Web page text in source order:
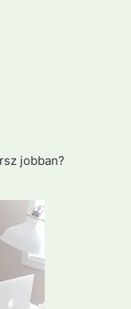
jobban?